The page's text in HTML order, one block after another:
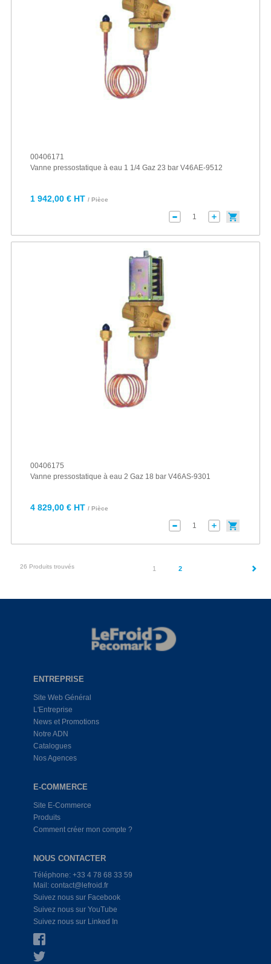
00406171
Vanne pressostatique à eau 1 1/4 Gaz 23 bar V46AE-9512
1 942,00 € HT / Pièce
00406175
Vanne pressostatique à eau 2 Gaz 18 bar V46AS-9301
4 829,00 € HT / Pièce
26 Produits trouvés 1 (current)
2
ENTREPRISE
Site Web Général
L'Entreprise
News et Promotions
Notre ADN
Catalogues
Nos Agences
E-COMMERCE
Site E-Commerce
Produits
Comment créer mon compte ?
NOUS CONTACTER
Téléphone: +33 4 78 68 33 59
Mail: contact@lefroid.fr
Suivez nous sur Facebook
Suivez nous sur YouTube
Suivez nous sur Linked In